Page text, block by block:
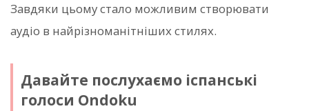
Завдяки цьому стало можливим створювати
аудіо в найрізноманітніших стилях.
Давайте послухаємо іспанські
голоси Ondoku